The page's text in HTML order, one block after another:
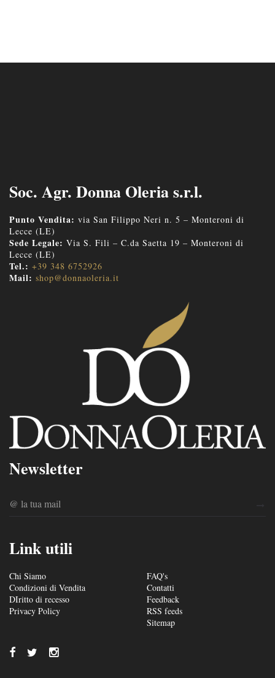
Soc. Agr. Donna Oleria s.r.l.
Punto Vendita: via San Filippo Neri n. 5 – Monteroni di
Lecce (LE)
Sede Legale: Via S. Fili – C.da Saetta 19 – Monteroni di
Lecce (LE)
Tel.: +39 348 6752926
Mail: shop@donnaoleria.it
Newsletter
Link utili
Chi Siamo
Condizioni di Vendita
DIritto di recesso
Privacy Policy
FAQ's
Contatti
Feedback
RSS feeds
Sitemap